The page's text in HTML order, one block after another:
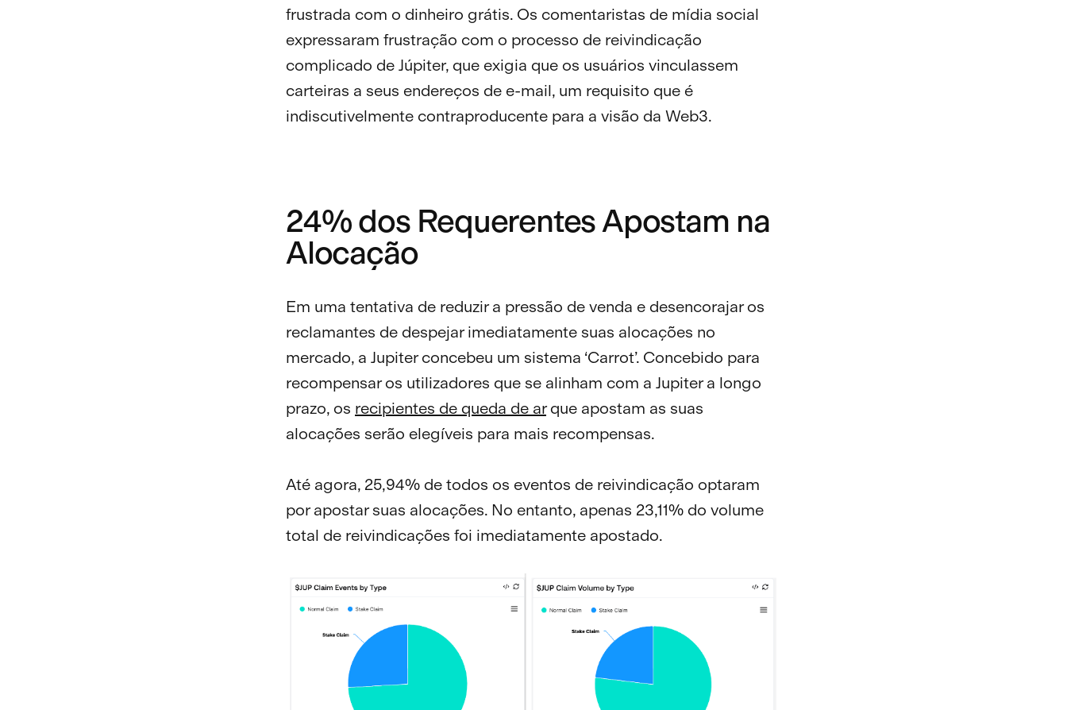
frustrada com o dinheiro grátis. Os comentaristas de mídia social
expressaram frustração com o processo de reivindicação
complicado de Júpiter, que exigia que os usuários vinculassem
carteiras a seus endereços de e-mail, um requisito que é
indiscutivelmente contraproducente para a visão da Web3.
24% dos Requerentes Apostam na
Alocação
Em uma tentativa de reduzir a pressão de venda e desencorajar os
reclamantes de despejar imediatamente suas alocações no
mercado, a Jupiter concebeu um sistema ‘Carrot’. Concebido para
recompensar os utilizadores que se alinham com a Jupiter a longo
prazo, os recipientes de queda de arque apostam as suas
alocações serão elegíveis para mais recompensas.
Até agora, 25,94% de todos os eventos de reivindicação optaram
por apostar suas alocações. No entanto, apenas 23,11% do volume
total de reivindicações foi imediatamente apostado.